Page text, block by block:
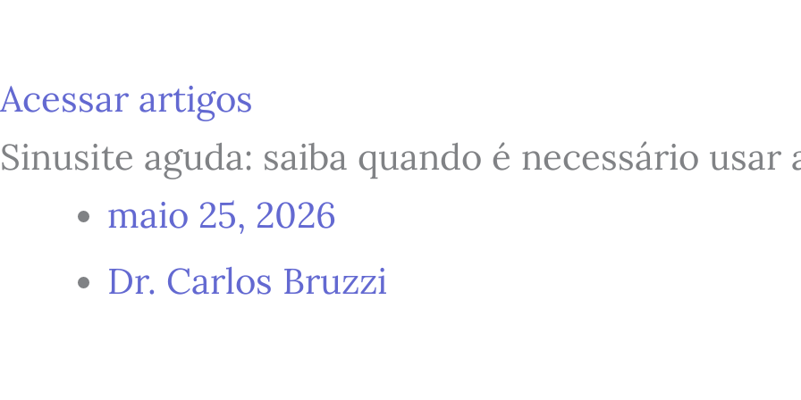
para
o
conteúdo
Acessar artigos
Sinusite aguda: saiba quando é necessário
maio 25, 2026
Dr. Carlos Bruzzi